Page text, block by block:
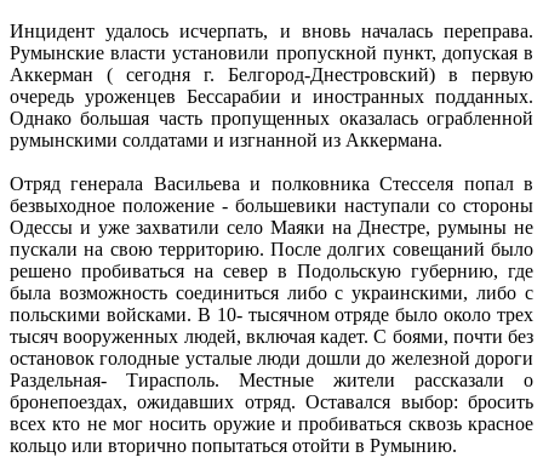
Инцидент удалось исчерпать, и вновь началась переправа.
Румынские власти установили пропускной пункт, допуская в
Аккерман ( сегодня г. Белгород-Днестровский) в первую
очередь уроженцев Бессарабии и иностранных подданных.
Однако большая часть пропущенных оказалась ограбленной
румынскими солдатами и изгнанной из Аккермана.
Отряд генерала Васильева и полковника Стесселя попал в
безвыходное положение - большевики наступали со стороны
Одессы и уже захватили село Маяки на Днестре, румыны не
пускали на свою территорию. После долгих совещаний было
решено пробиваться на север в Подольскую губернию, где
была возможность соединиться либо с украинскими, либо с
польскими войсками. В 10- тысячном отряде было около трех
тысяч вооруженных людей, включая кадет. С боями, почти без
остановок голодные усталые люди дошли до железной дороги
Раздельная- Тирасполь. Местные жители рассказали о
бронепоездах, ожидавших отряд. Оставался выбор: бросить
всех кто не мог носить оружие и пробиваться сквозь красное
кольцо или вторично попытаться отойти в Румынию.